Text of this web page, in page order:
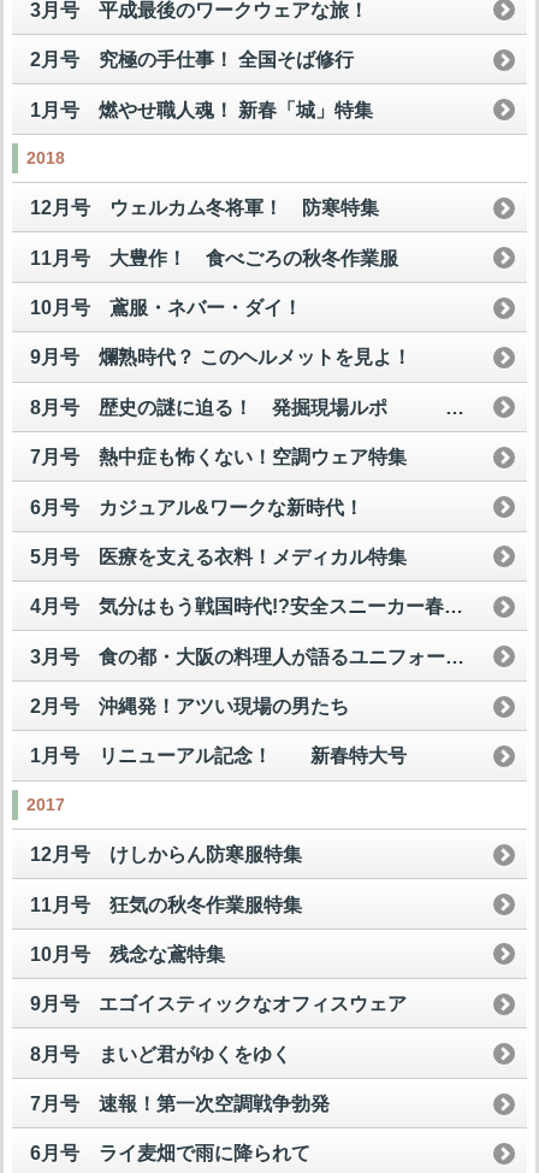
3月号 平成最後のワークウェアな旅！
2月号 究極の手仕事！ 全国そば修行
1月号 燃やせ職人魂！ 新春「城」特集
2018
12月号 ウェルカム冬将軍！ 防寒特集
11月号 大豊作！ 食べごろの秋冬作業服
10月号 鳶服・ネバー・ダイ！
9月号 爛熟時代？ このヘルメットを見よ！
8月号 歴史の謎に迫る！ 発掘現場ルポ
7月号 熱中症も怖くない！空調ウェア特集
6月号 カジュアル&ワークな新時代！
5月号 医療を支える衣料！メディカル特集
4月号 気分はもう戦国時代!?安全スニーカー春の陣
3月号 食の都・大阪の料理人が語るユニフォームの美学！
2月号 沖縄発！アツい現場の男たち
1月号 リニューアル記念！ 新春特大号
2017
12月号 けしからん防寒服特集
11月号 狂気の秋冬作業服特集
10月号 残念な鳶特集
9月号 エゴイスティックなオフィスウェア
8月号 まいど君がゆくをゆく
7月号 速報！第一次空調戦争勃発
6月号 ライ麦畑で雨に降られて